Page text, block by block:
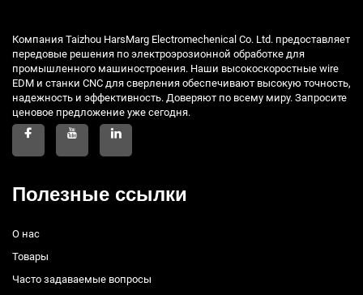
Компания Taizhou HarsMarg Electromechenical Co. Ltd. предоставляет
передовые решения по электроэрозионной обработке для
промышленного машиностроения. Наши высокоскоростные wire
EDM и станки CNC для сверления обеспечивают высокую точность,
надежность и эффективность. Доверяют по всему миру. Запросите
ценовое предложение уже сегодня.
Полезные ссылки
О нас
Товары
Часто задаваемые вопросы